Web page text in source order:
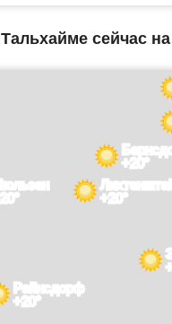
сейчас на
+20°
Райнсдорф
+20°
+20°